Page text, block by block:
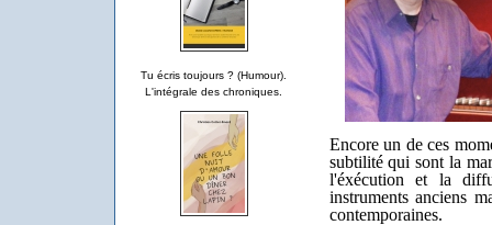
Tu écris toujours ? (Humour).
L'intégrale des chroniques.
Encore un de ces
subtilité qui sont la
l'éxécution et la
instruments anciens
contemporaines.